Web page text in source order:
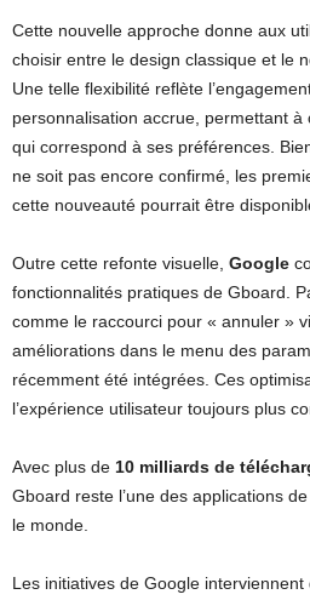
Cette nouvelle approche donne aux
choisir entre le design classique et le
Une telle flexibilité reflète
personnalisation accrue, permettant à
qui correspond à ses préférences.
ne soit pas encore confirmé, les
cette nouveauté pourrait être
Outre cette refonte visuelle, Google
fonctionnalités pratiques de Gboard.
comme le raccourci pour « annuler »
améliorations dans le menu des
récemment été intégrées. Ces
l’expérience utilisateur toujours plus
Avec plus de 10 milliards de
Gboard reste l’une des applications
le monde.
Les initiatives de Google